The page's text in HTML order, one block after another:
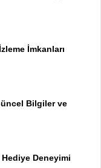
İmkanları
Bilgiler ve
Deneyimi